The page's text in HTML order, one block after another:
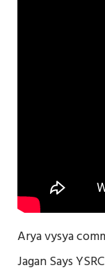
Arya vysya
Jagan Says